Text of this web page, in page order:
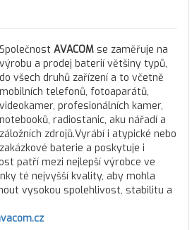
Společnost AVACOM se zaměřuje na
výrobu a prodej baterií většiny typů,
do všech druhů zařízení a to včetně
mobilních telefonů, fotoaparátů,
videokamer, profesionálních kamer,
notebooků, radiostanic, aku nářadí a
záložních zdrojů.Vyrábí i atypické nebo
zakázkové baterie a poskytuje i
patří mezi nejlepší výrobce ve
té nejvyšší kvality, aby mohla
vysokou spolehlivost, stabilitu a